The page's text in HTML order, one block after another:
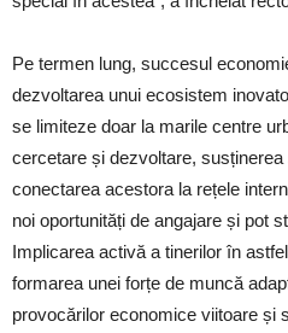
Pe termen lung, succesul
dezvoltarea unui ecosistem
se limiteze doar la marile centre
cercetare și dezvoltare,
conectarea acestora la rețele
noi oportunități de angajare și pot
Implicarea activă a tinerilor în
formarea unei forțe de muncă
provocărilor economice viitoare și